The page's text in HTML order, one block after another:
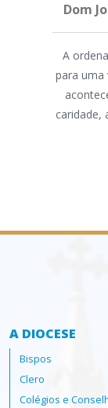
Dom
A
para uma
caridade,
A DIOCESE
Bispos
Clero
Colégios e